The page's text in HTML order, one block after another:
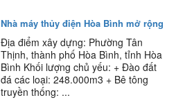
Nhà máy thủy điện Hòa Bình mở rộng
Địa điểm xây dựng: Phường Tân
Thịnh, thành phố Hòa Bình, tỉnh Hòa
Bình Khối lượng chủ yếu: + Đào đất
đá các loại: 248.000m3 + Bê tông
truyền thống: ...